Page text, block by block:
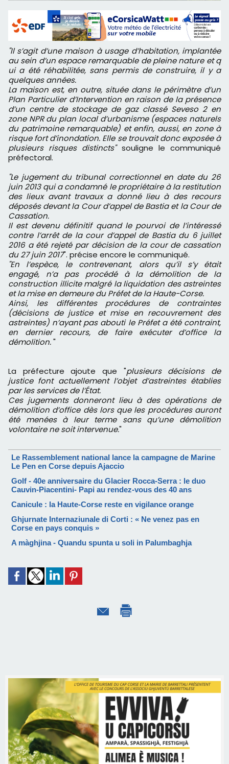
"Il s’agit d’une maison à usage d’habitation, implantée
au sein d’un espace remarquable de pleine nature et q
ui a été réhabilitée, sans permis de construire, il y a
quelques années.
La maison est, en outre, située dans le périmètre d’un
Plan Particulier d’Intervention en raison de la présence
d’un centre de stockage de gaz classé Seveso 2 en
zone NPR du plan local d’urbanisme (espaces naturels
du patrimoine remarquable) et enfin, aussi, en zone à
risque fort d’inondation. Elle se trouvait donc exposée à
plusieurs risques distincts"souligne le communiqué
préfectoral.
"Le jugement du tribunal correctionnel en date du 26
juin 2013 qui a condamné le propriétaire à la restitution
des lieux avant travaux a donné lieu à des recours
déposés devant la Cour d’appel de Bastia et la Cour de
Cassation.
Il est devenu définitif quand le pourvoi de l’intéressé
contre l’arrêt de la cour d’appel de Bastia du 6 juillet
2016 a été rejeté par décision de la cour de cassation
du 27 juin 2017". précise encore le communiqué.
"En l’espèce, le contrevenant, alors qu’il s’y était
engagé, n’a pas procédé à la démolition de la
construction illicite malgré la liquidation des astreintes
et la mise en demeure du Préfet de la Haute-Corse.
Ainsi, les différentes procédures de contraintes
(décisions de justice et mise en recouvrement des
astreintes) n’ayant pas abouti le Préfet a été contraint,
en dernier recours, de faire exécuter d’office la
démolition."
La préfecture ajoute que "plusieurs décisions de
justice font actuellement l’objet d’astreintes établies
par les services de l’État.
Ces jugements donneront lieu à des opérations de
démolition d’office dès lors que les procédures auront
été menées à leur terme sans qu’une démolition
volontaire ne soit intervenue."
Le Rassemblement national lance la campagne de Marine
Le Pen en Corse depuis Ajaccio
Golf - 40e anniversaire du Glacier Rocca-Serra : le duo
Cauvin-Piacentini- Papi au rendez-vous des 40 ans
Canicule : la Haute-Corse reste en vigilance orange
Ghjurnate Internaziunale di Corti : « Ne venez pas en
Corse en pays conquis »
A màghjina - Quandu spunta u soli in Palumbaghja